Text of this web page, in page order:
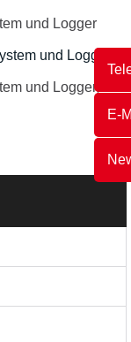
E-
und Logger
und Logger,